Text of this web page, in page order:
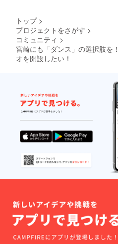
言われました。 たし
かにそうかも知れない
のですが、 僕にはク
を選んだ理由がある
です。 クラウド
ファンディングの拡
力 まずはコレに尽
ます。 僕が今立って
いるダンスの世界は
まだまだ狭くて、 そ
の外側には、ダンス
思います。 僕は、
ダンスの世界につな
りが全くない人たちに
トップ >
プロジェクトをさがす >
コミュニティ >
宮崎にも「ダンス」の選択肢を
オを開設したい！